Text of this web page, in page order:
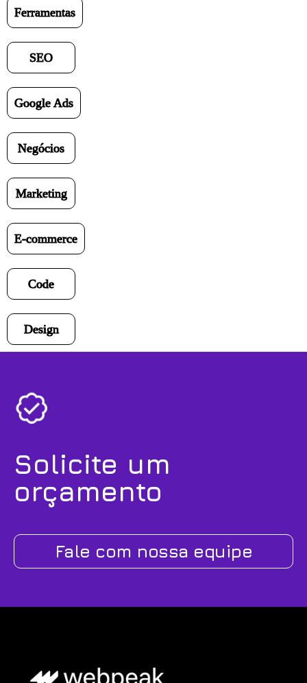
Ferramentas
SEO
Google Ads
Negócios
Marketing
E-commerce
Code
Design
Solicite um
orçamento
Fale com nossa equipe